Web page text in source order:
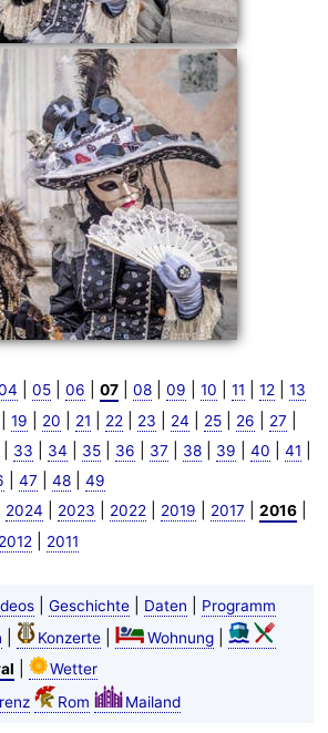
05| 06 07| 08| 09 10 11 12 13
19 20 21 22 23 24 25| 26 27
33 34 35| 36 37 38| 39 40 41
47 48| 49
2024 2023 2022 2019 2017 2016|
2012 2011
| Geschichte| Daten
Programm
Konzerte| Wohnung|
Wetter
Rom Mailand